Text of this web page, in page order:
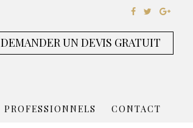
DEMANDER UN DEVIS GRATUIT
PROFESSIONNELS CONTACT